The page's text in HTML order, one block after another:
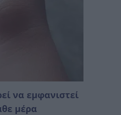
να εμφανιστεί
μέρα